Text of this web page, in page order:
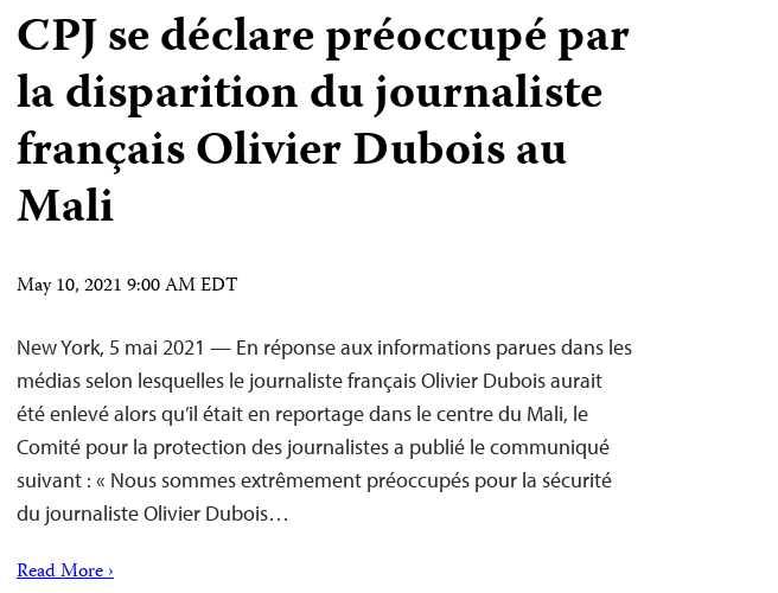
CPJ se déclare préoccupé par
la disparition du journaliste
français Olivier Dubois au
Mali
May 10, 2021 9:00 AM EDT
New York, 5 mai 2021 — En réponse aux informations parues dans les
médias selon lesquelles le journaliste français Olivier Dubois aurait
été enlevé alors qu’il était en reportage dans le centre du Mali, le
Comité pour la protection des journalistes a publié le communiqué
suivant : « Nous sommes extrêmement préoccupés pour la sécurité
du journaliste Olivier Dubois…
Read More ›